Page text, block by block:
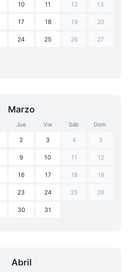
10 11 12 13
17 18 19 20
24 25 26 27
Marzo
Jue Vie Sáb Dom
2 3 4 5
9 10 11 12
16 17 18 19
23 24 25 26
30 31
Abril